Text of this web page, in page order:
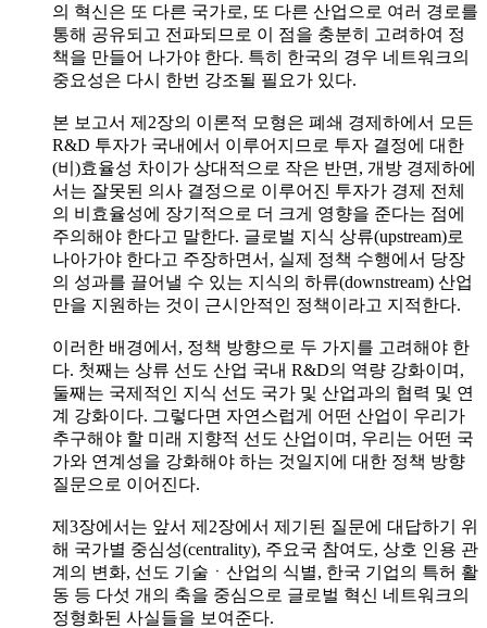
의 혁신은 또 다른 국가로, 또 다른 산업으로 여러 경로를
통해 공유되고 전파되므로 이 점을 충분히 고려하여 정
책을 만들어 나가야 한다. 특히 한국의 경우 네트워크의
중요성은 다시 한번 강조될 필요가 있다.
본 보고서 제2장의 이론적 모형은 폐쇄 경제하에서 모든
R&D 투자가 국내에서 이루어지므로 투자 결정에 대한
(비)효율성 차이가 상대적으로 작은 반면, 개방 경제하에
서는 잘못된 의사 결정으로 이루어진 투자가 경제 전체
의 비효율성에 장기적으로 더 크게 영향을 준다는 점에
주의해야 한다고 말한다. 글로벌 지식 상류(upstream)로
나아가야 한다고 주장하면서, 실제 정책 수행에서 당장
의 성과를 끌어낼 수 있는 지식의 하류(downstream) 산업
만을 지원하는 것이 근시안적인 정책이라고 지적한다.
이러한 배경에서, 정책 방향으로 두 가지를 고려해야 한
다. 첫째는 상류 선도 산업 국내 R&D의 역량 강화이며,
둘째는 국제적인 지식 선도 국가 및 산업과의 협력 및 연
계 강화이다. 그렇다면 자연스럽게 어떤 산업이 우리가
추구해야 할 미래 지향적 선도 산업이며, 우리는 어떤 국
가와 연계성을 강화해야 하는 것일지에 대한 정책 방향
질문으로 이어진다.
제3장에서는 앞서 제2장에서 제기된 질문에 대답하기 위
해 국가별 중심성(centrality), 주요국 참여도, 상호 인용 관
계의 변화, 선도 기술ㆍ산업의 식별, 한국 기업의 특허 활
동 등 다섯 개의 축을 중심으로 글로벌 혁신 네트워크의
정형화된 사실들을 보여준다.